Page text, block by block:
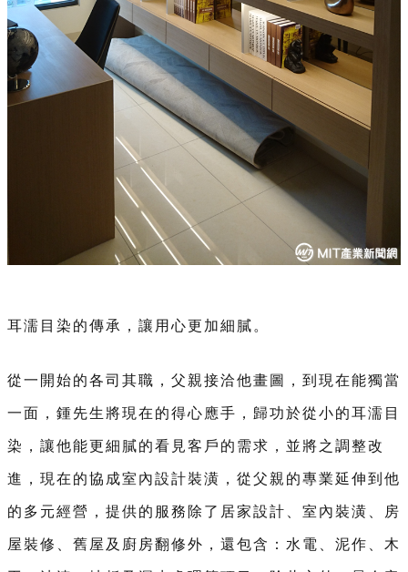
耳濡目染的傳承，讓用心更加細膩。
從一開始的各司其職，父親接洽他畫圖，到現在能獨當
一面，鍾先生將現在的得心應手，歸功於從小的耳濡目
染，讓他能更細膩的看見客戶的需求，並將之調整改
進，現在的協成室內設計裝潢，從父親的專業延伸到他
的多元經營，提供的服務除了居家設計、室內裝潢、房
屋裝修、舊屋及廚房翻修外，還包含：水電、泥作、木